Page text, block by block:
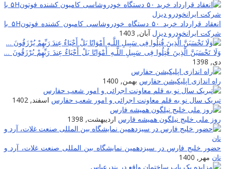
انعقاد قرارداد خرید ۵۰ دستگاه خودروشاسی کامیون کشنده فوتون۵H با
شرکت ایرانخودرو دیزل آبان, 1403
وَلَا تَحْسَبَنَّ الَّذِینَ قُتِلُوا فِی سَبِیلِ اللَّـهِ أَمْوَاتًا بَلْ أَحْیَاءٌ عِندَ رَ‌بِّهِمْ یُرْ‌زَقُونَ …
دی, 1398
راه اندازی اپلیکیشن حفارس بهمن, 1400
تبریک سال نو به قلم معاونت اجرائی و امور شعب حفارس اسفند, 1402
روز ملی خلیج نیلگون همیشه فارس اردیبهشت, 1398
حضور خلیج فارس در سیزدهمین نمایشگاه بین المللی صنعت غلات، آرد و
نان مهر, 1400